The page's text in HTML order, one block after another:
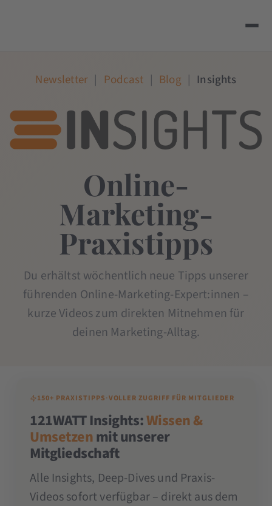
Newsletter | Podcast | Blog | Insights
Online-
Marketing-
Praxistipps
Du erhältst wöchentlich neue Tipps unserer
führenden Online-Marketing-Expert:innen –
kurze Videos zum direkten Mitnehmen für
deinen Marketing-Alltag.
150+ PRAXISTIPPS·VOLLER ZUGRIFF FÜR MITGLIEDER
121WATT Insights:Wissen &
Umsetzenmit unserer
Mitgliedschaft
Alle Insights, Deep-Dives und Praxis-
Videos sofort verfügbar – direkt aus dem